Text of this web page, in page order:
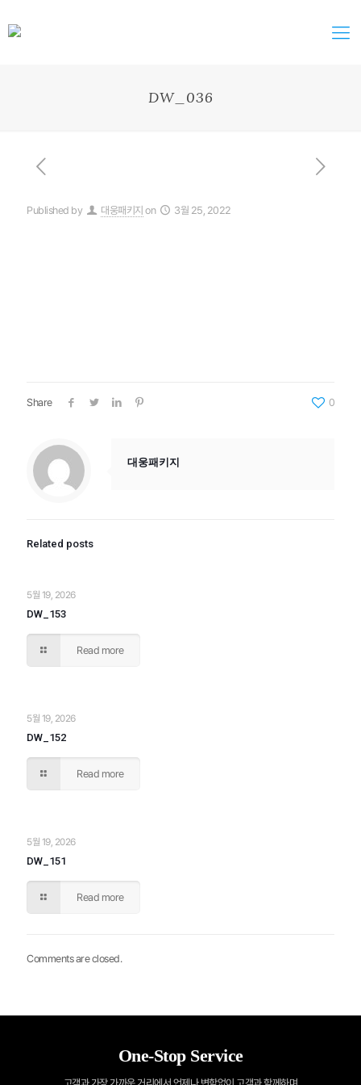
DW_036
Published by 대웅패키지 on 3월 25, 2022
Share 0
대웅패키지
Related posts
5월 19, 2026
DW_153
Read more
5월 19, 2026
DW_152
Read more
5월 19, 2026
DW_151
Read more
Comments are closed.
One-Stop Service